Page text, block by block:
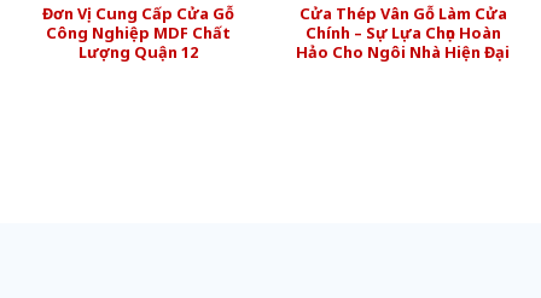
Đơn Vị Cung Cấp Cửa Gỗ
Công Nghiệp MDF Chất
Lượng Quận 12
Cửa Thép Vân Gỗ Làm Cửa
Chính – Sự Lựa Chọn Hoàn
Hảo Cho Ngôi Nhà Hiện Đại